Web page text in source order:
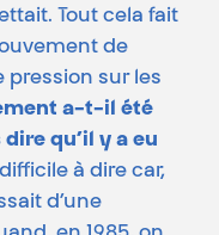
Tout cela fait
de
pression sur les
a-t-il été
qu’il y a eu
difficile à dire car,
d’une